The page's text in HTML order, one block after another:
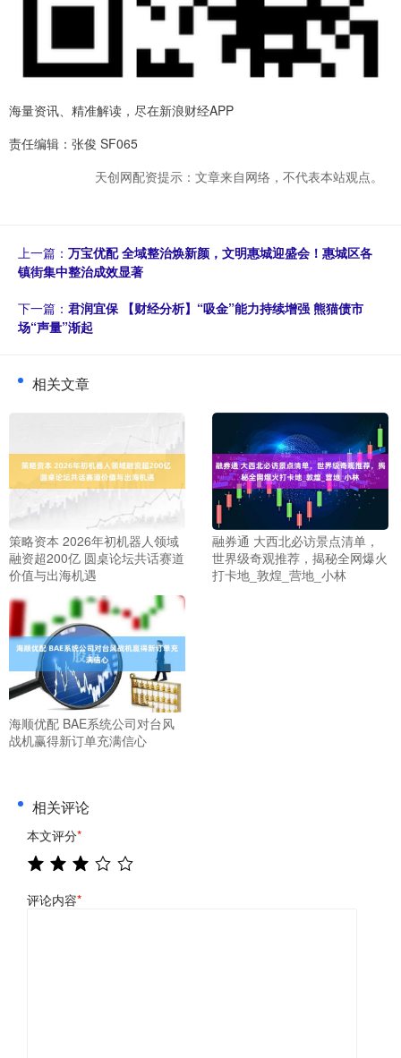
海量资讯、精准解读，尽在新浪财经APP
责任编辑：张俊 SF065
天创网配资提示：文章来自网络，不代表本站观点。
上一篇： 万宝优配 全域整治焕新颜，文明惠城迎盛会！惠城区各
镇街集中整治成效显著
下一篇： 君润宜保 【财经分析】“吸金”能力持续增强 熊猫债市
场“声量”渐起
相关文章
策略资本 2026年初机器人领域
融资超200亿 圆桌论坛共话赛道
价值与出海机遇
融券通 大西北必访景点清单，
世界级奇观推荐，揭秘全网爆火
打卡地_敦煌_营地_小林
海顺优配 BAE系统公司对台风
战机赢得新订单充满信心
相关评论
本文评分*
评论内容*